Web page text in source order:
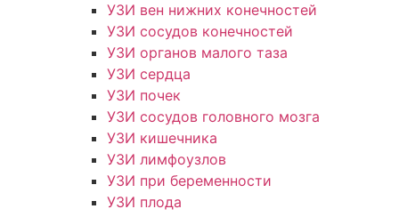
УЗИ вен нижних конечностей
УЗИ сосудов конечностей
УЗИ органов малого таза
УЗИ сердца
УЗИ почек
УЗИ сосудов головного мозга
УЗИ кишечника
УЗИ лимфоузлов
УЗИ при беременности
УЗИ плода